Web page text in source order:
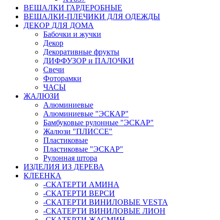
ВЕШАЛКИ ГАРДЕРОБНЫЕ
ВЕШАЛКИ-ПЛЕЧИКИ ДЛЯ ОДЕЖДЫ
ДЕКОР ДЛЯ ДОМА
Бабочки и жучки
Декор
Декоративные фрукты
ДИФФУЗОР и ПАЛОЧКИ
Свечи
Фоторамки
ЧАСЫ
ЖАЛЮЗИ
Алюминиевые
Алюминиевые "ЭСКАР"
Бамбуковые рулонные "ЭСКАР"
Жалюзи "ПЛИССЕ"
Пластиковые
Пластиковые "ЭСКАР"
Рулонная штора
ИЗДЕЛИЯ ИЗ ДЕРЕВА
КЛЕЕНКА
-СКАТЕРТИ АМИНА
-СКАТЕРТИ ВЕРСИ
-СКАТЕРТИ ВИНИЛОВЫЕ VESTA
-СКАТЕРТИ ВИНИЛОВЫЕ ЛИОН